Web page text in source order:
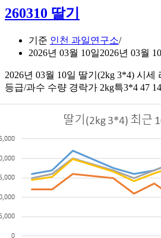
260310 딸기
기준 인천 과일연구소
2026년 03월 10일2026년 03월
2026년 03월 10일 딸기(2kg 3*4) 시
등급/과수 수량 경락가 2kg특3*4 47